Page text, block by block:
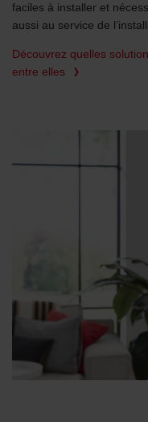
faciles à installer et
aussi au service de
Découvrez quelles
entre elles